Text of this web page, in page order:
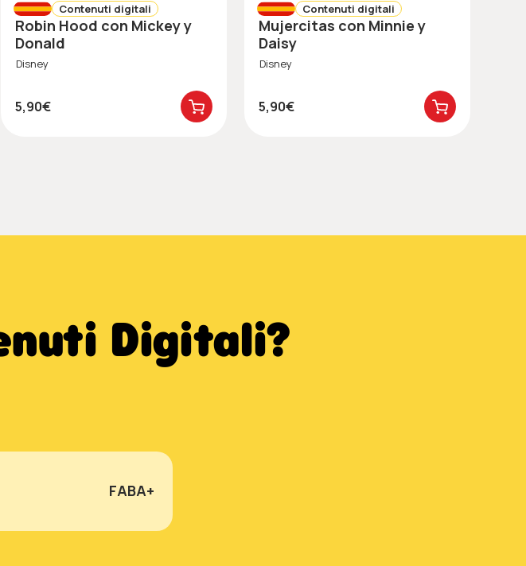
Contenuti digitali
Robin Hood con Mickey y
Donald
Disney
5,90€
Contenuti digitali
Mujercitas con Minnie y
Daisy
Disney
5,90€
Digitali?
FABA+